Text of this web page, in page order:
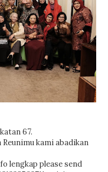
67.
kami abadikan
lengkap please send